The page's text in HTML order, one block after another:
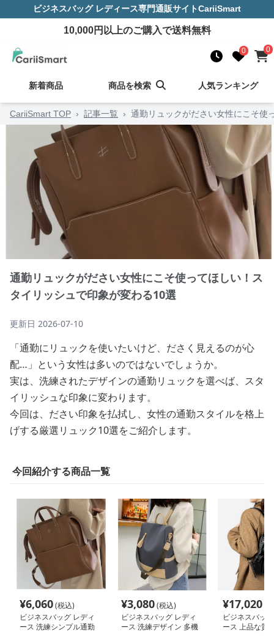
ビジネスバッグ レディース専門通販サイトCariiSmart
10,000円以上のご購入で送料無料
0 0
新着商品 商品を検索 人気ランキング
CariiSmart TOP › 記事一覧 › 通勤リュックがださい女性にこそ使
通勤リュックがださい女性にこそ使ってほしい！ス
タイリッシュで印象が変わる10選
更新日 2026-07-10
「通勤にリュックを使いたいけど、ださく見えるのが心
配…」という女性は多いのではないでしょうか。
実は、洗練されたデザインの通勤リュックを選べば、スタ
イリッシュな印象に変わります。
今回は、ださい印象を払拭し、女性の通勤スタイルを格上
げする厳選リュック10選をご紹介します。
今回紹介する商品一覧
¥6,060(税込)
ビジネスバッグ レディ
ース 洗練シンプル通勤
¥3,080(税込)
ビジネスバッグ レディ
ース 洗練デザイン 多機
¥17,020
ビジネスバッ
ース 上品な質